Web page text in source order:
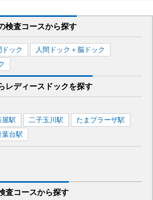
検査コースから探す
ドック
人間ドック＋脳ドック
レディースドックを探す
屋駅 二子玉川駅 たまプラーザ駅
葉台駅
査コースから探す